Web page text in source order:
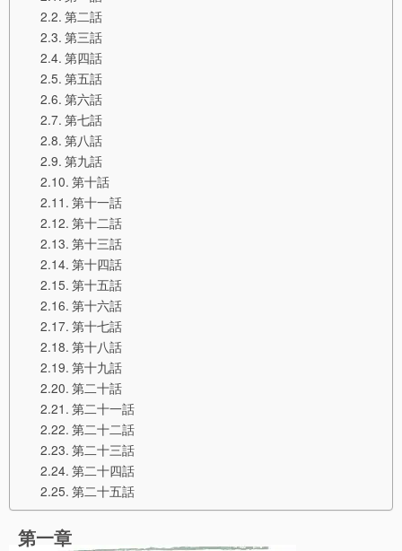
第二話
第三話
第四話
第五話
第六話
第七話
第八話
第九話
第十話
第十一話
第十二話
第十三話
第十四話
第十五話
第十六話
第十七話
第十八話
第十九話
第二十話
第二十一話
第二十二話
第二十三話
第二十四話
第二十五話
第一章